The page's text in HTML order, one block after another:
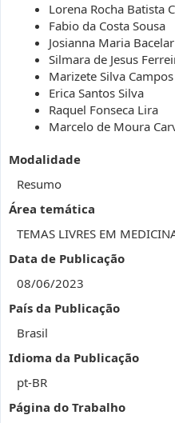
Lorena Rocha Batista
Fabio da Costa Sousa
Josianna Maria
Silmara de Jesus
Marizete Silva
Erica Santos Silva
Raquel Fonseca Lira
Marcelo de Moura
Modalidade
Resumo
Área temática
TEMAS LIVRES EM
Data de Publicação
08/06/2023
País da Publicação
Brasil
Idioma da Publicação
pt-BR
Página do Trabalho